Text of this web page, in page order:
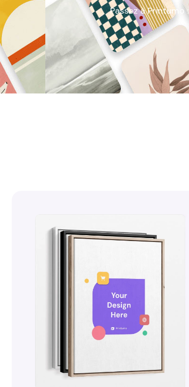
Passez à Printumo